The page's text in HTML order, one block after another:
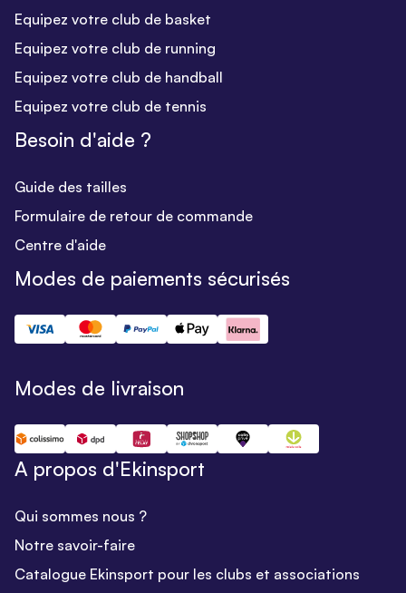
Equipez votre club de basket
Equipez votre club de running
Equipez votre club de handball
Equipez votre club de tennis
Besoin d'aide ?
Guide des tailles
Formulaire de retour de commande
Centre d'aide
Modes de paiements sécurisés
Modes de livraison
A propos d'Ekinsport
Qui sommes nous ?
Notre savoir-faire
Catalogue Ekinsport pour les clubs et associations